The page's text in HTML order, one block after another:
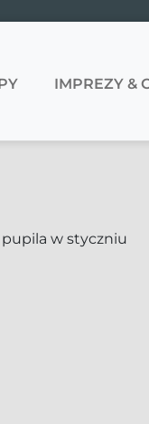
IMPREZY &
w styczniu